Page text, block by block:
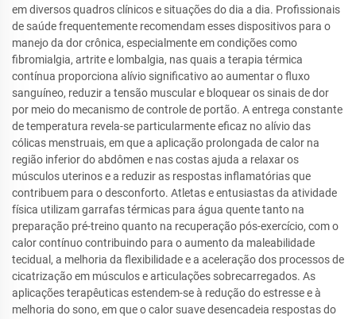
em diversos quadros clínicos e situações do dia a dia. Profissionais
de saúde frequentemente recomendam esses dispositivos para o
manejo da dor crônica, especialmente em condições como
fibromialgia, artrite e lombalgia, nas quais a terapia térmica
contínua proporciona alívio significativo ao aumentar o fluxo
sanguíneo, reduzir a tensão muscular e bloquear os sinais de dor
por meio do mecanismo de controle de portão. A entrega constante
de temperatura revela-se particularmente eficaz no alívio das
cólicas menstruais, em que a aplicação prolongada de calor na
região inferior do abdômen e nas costas ajuda a relaxar os
músculos uterinos e a reduzir as respostas inflamatórias que
contribuem para o desconforto. Atletas e entusiastas da atividade
física utilizam garrafas térmicas para água quente tanto na
preparação pré-treino quanto na recuperação pós-exercício, com o
calor contínuo contribuindo para o aumento da maleabilidade
tecidual, a melhoria da flexibilidade e a aceleração dos processos de
cicatrização em músculos e articulações sobrecarregados. As
aplicações terapêuticas estendem-se à redução do estresse e à
melhoria do sono, em que o calor suave desencadeia respostas do